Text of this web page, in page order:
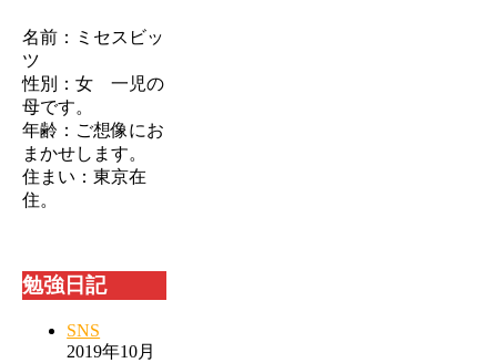
名前：ミセスビッ
ツ
性別：女 一児の
母です。
年齢：ご想像にお
まかせします。
住まい：東京在
住。
勉強日記
SNS
2019年10月